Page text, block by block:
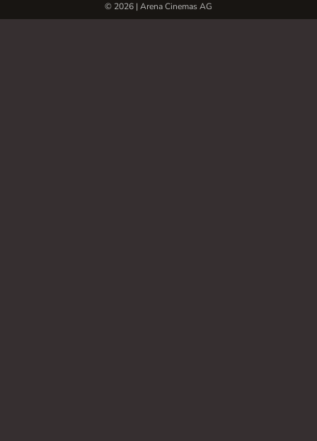
© 2026 | Arena Cinemas AG